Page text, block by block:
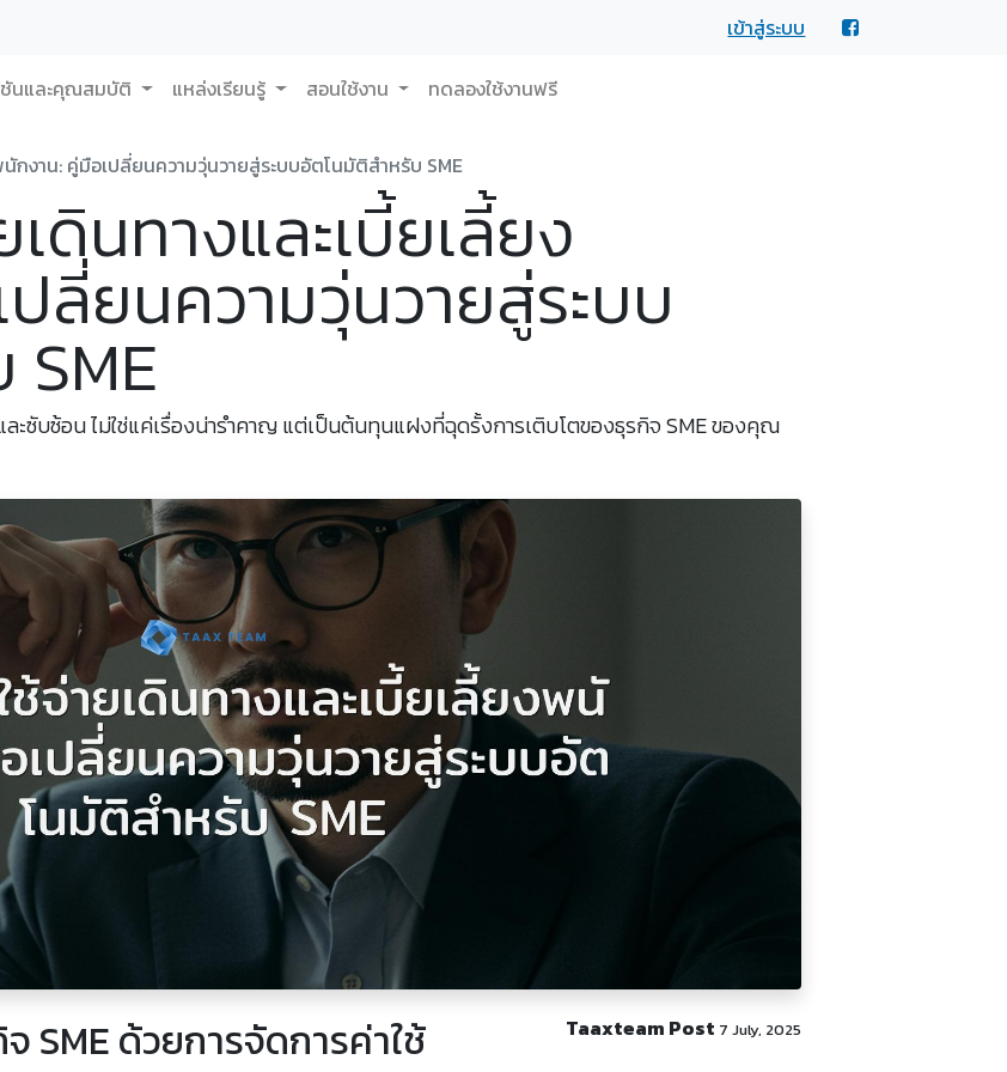
เข้าสู่ระบบ
นและคุณสมบัติ แหล่งเรียนรู้ สอนใช้งาน ทดลองใช้งานฟรี
กงาน: คู่มือเปลี่ยนความวุ่นวายสู่ระบบอัตโนมัติสำหรับ SME
ดินทางและเบี้ยเลี้ยง
ลี่ยนความวุ่นวายสู่ระบบ
ละซับซ้อน ไม่ใช่แค่เรื่องน่ารำคาญ แต่เป็นต้นทุนแฝงที่ฉุดรั้งการเติบโตของธุรกิจ SME ของคุณ
SME ด้วยการจัดการค่าใช้ Taaxteam Post 7 July, 2025